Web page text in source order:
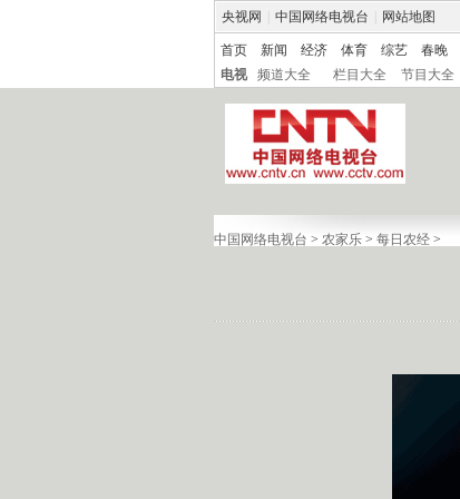
央视网 中国网络电视台 网站地图
首页 新闻 经济 体育 综艺 春晚
电视
频道大全 栏目大全 节目大全
中国网络电视台 > 农家乐 > 每日农经 >